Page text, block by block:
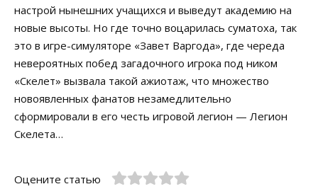
настрой нынешних учащихся и выведут академию на
новые высоты. Но где точно воцарилась суматоха, так
это в игре-симуляторе «Завет Варгода», где череда
невероятных побед загадочного игрока под ником
«Скелет» вызвала такой ажиотаж, что множество
новоявленных фанатов незамедлительно
сформировали в его честь игровой легион — Легион
Скелета…
Оцените статью